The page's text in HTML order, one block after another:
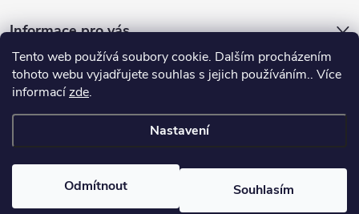
Tento web používá soubory cookie. Dalším procházením
tohoto webu vyjadřujete souhlas s jejich používáním.. Více
informacízde.
Nastavení
Odmítnout Souhlasím
Informace pro vás
Copyright 2026
. Všechna práva vyhrazena.